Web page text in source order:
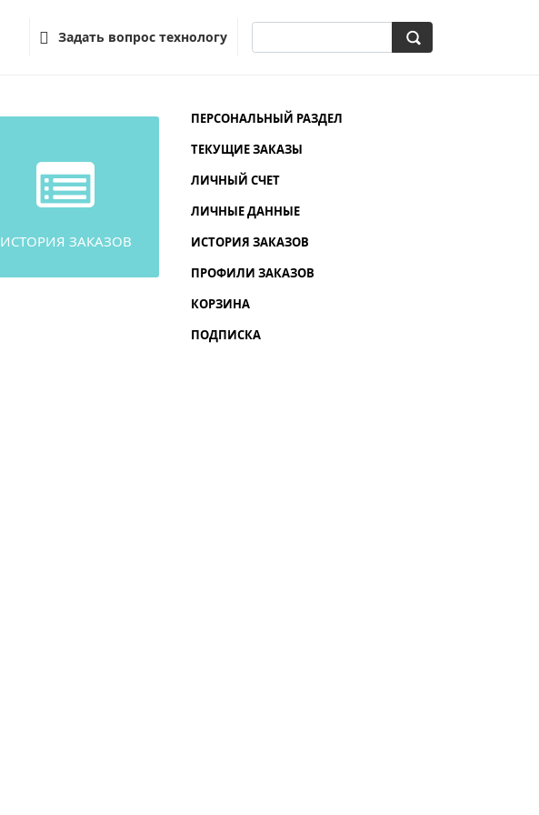
Задать вопрос технологу
ПЕРСОНАЛЬНЫЙ РАЗДЕЛ
ТЕКУЩИЕ ЗАКАЗЫ
ЛИЧНЫЙ СЧЕТ
ЛИЧНЫЕ ДАННЫЕ
ИСТОРИЯ ЗАКАЗОВ
ПРОФИЛИ ЗАКАЗОВ
КОРЗИНА
ПОДПИСКА
ИСТОРИЯ ЗАКАЗОВ